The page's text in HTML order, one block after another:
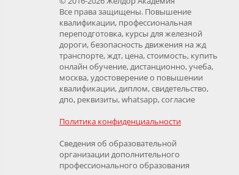
Все права защищены. Повышение
квалификации, профессиональная
переподготовка, курсы для железной
дороги, безопасность движения на жд
транспорте, ждт, цена, стоимость, купить
онлайн обучение, дистанционно, учеба,
москва, удостоверение о повышении
квалификации, диплом, свидетельство,
дпо, реквизиты, whatsapp, согласие
Политика конфиденциальности
Сведения об образовательной
организации дополнительного
профессионального образования